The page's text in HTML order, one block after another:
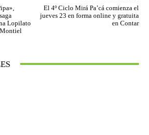
Lopilato
El 4º Ciclo Mirá Pa’cá comienza el
jueves 23 en forma online y gratuita
en Contar